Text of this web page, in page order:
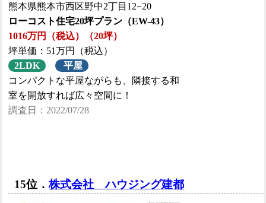
熊本県熊本市西区野中2丁目12−20
ローコスト住宅20坪プラン（EW-43）
1016万円（税込）（20坪）
坪単価：51万円（税込）
2LDK
平屋
コンパクトな平屋ながらも、隣接する和
室を開放すれば広々空間に！
調査日：2022/07/28
15位．株式会社 ハウジング建都